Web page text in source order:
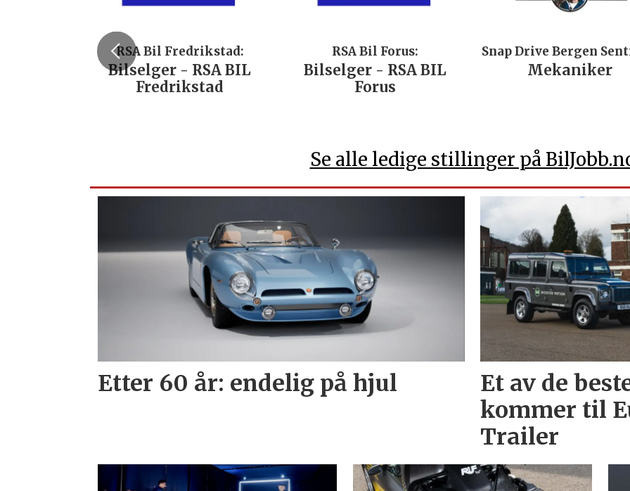
RSA Bil Fredrikstad:
Bilselger - RSA BIL
Fredrikstad
RSA Bil Forus:
Bilselger - RSA BIL
Forus
Snap Drive Bergen
Mekaniker
Se alle ledige stillinger på
Etter 60 år: endelig på hjul
Et av de
kommer til
Trailer